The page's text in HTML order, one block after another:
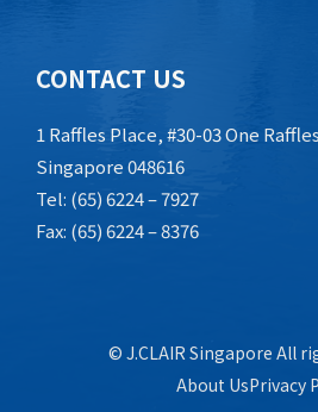
CONTACT US
1 Raffles Place, #30-03 One
Singapore 048616
Tel: (65) 6224 – 7927
Fax: (65) 6224 – 8376
© J.CLAIR Singapore All
About UsPrivacy